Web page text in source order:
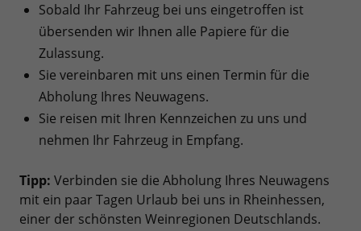
Sobald Ihr Fahrzeug bei uns eingetroffen ist
übersenden wir Ihnen alle Papiere für die
Zulassung.
Sie vereinbaren mit uns einen Termin für die
Abholung Ihres Neuwagens.
Sie reisen mit Ihren Kennzeichen zu uns und
nehmen Ihr Fahrzeug in Empfang.
Tipp: Verbinden sie die Abholung Ihres Neuwagens
mit ein paar Tagen Urlaub bei uns in Rheinhessen,
einer der schönsten Weinregionen Deutschlands.